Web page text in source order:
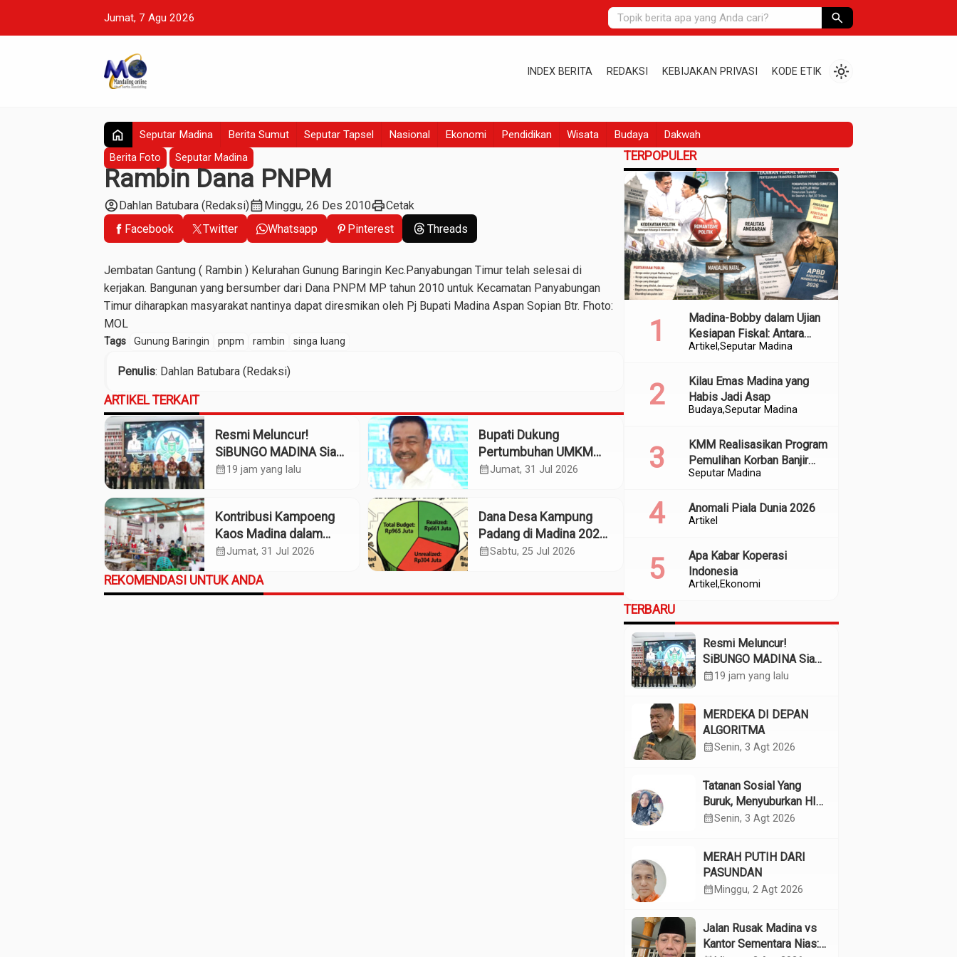
Jumat, 7 Agu 2026 search
INDEX BERITA REDAKSI KEBIJAKAN PRIVASI KODE ETIK light_mode
home Seputar Madina Berita Sumut Seputar Tapsel Nasional Ekonomi Pendidikan Wisata Budaya Dakwah
Berita Foto Seputar Madina
Rambin Dana PNPM
account_circleDahlan Batubara (Redaksi)calendar_monthMinggu, 26 Des 2010printCetak
Facebook
Twitter Whatsapp Pinterest Threads
Jembatan Gantung ( Rambin ) Kelurahan Gunung Baringin Kec.Panyabungan Timur telah selesai di
kerjakan. Bangunan yang bersumber dari Dana PNPM MP tahun 2010 untuk Kecamatan Panyabungan
Timur diharapkan masyarakat nantinya dapat diresmikan oleh Pj Bupati Madina Aspan Sopian Btr. Fhoto:
MOL
Tags Gunung Baringin pnpm rambin singa luang
Penulis: Dahlan Batubara (Redaksi)
ARTIKEL TERKAIT
Resmi Meluncur!
SiBUNGO MADINA Siap
Optimalkan Pendapatan
calendar_month19 jam yang lalu
Bupati Dukung
Pertumbuhan UMKM
Termasuk Kampoeng
calendar_monthJumat, 31 Jul 2026
Kontribusi Kampoeng
Kaos Madina dalam
Industri Budaya dan
calendar_monthJumat, 31 Jul 2026
Dana Desa Kampung
Padang di Madina 2025:
Pagu Rp965 Juta,
calendar_monthSabtu, 25 Jul 2026
REKOMENDASI UNTUK ANDA
TERPOPULER
Artikel Seputar Madina
Madina-Bobby dalam Ujian
Kesiapan Fiskal: Antara
Kedekatan Politik dan
BudayaSeputar Madina
Kilau Emas Madina yang
Habis Jadi Asap
Seputar Madina
KMM Realisasikan Program
Pemulihan Korban Banjir
dan Longsor di Kabupaten
Artikel
Anomali Piala Dunia 2026
Artikel Ekonomi
Apa Kabar Koperasi
Indonesia
TERBARU
Resmi Meluncur!
SiBUNGO MADINA Siap
Optimalkan Pendapatan
calendar_month19 jam yang lalu
MERDEKA DI DEPAN
ALGORITMA
calendar_monthSenin, 3 Agt 2026
Tatanan Sosial Yang
Buruk, Menyuburkan HIV
Pada Remaja
calendar_monthSenin, 3 Agt 2026
MERAH PUTIH DARI
PASUNDAN
calendar_month Minggu, 2 Agt 2026
Jalan Rusak Madina vs
Kantor Sementara Nias: